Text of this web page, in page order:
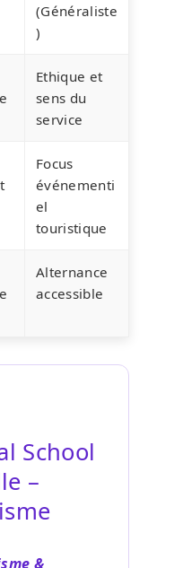
(Généraliste
)
Ethique et
sens du
service
Focus
événementi
el
touristique
Alternance
accessible
School
–
&